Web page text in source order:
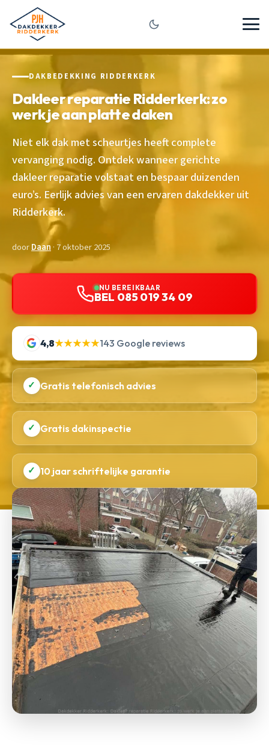
DAKBEDEKKING RIDDERKERK
Dakleer reparatie Ridderkerk: zo
werk je aan platte daken
Niet elk dak met scheurtjes heeft complete
vervanging nodig. Ontdek wanneer gerichte
dakleer reparatie volstaat en bespaar duizenden
euro’s. Eerlijk advies van een ervaren dakdekker uit
Ridderkerk.
doorDaan · 7 oktober 2025
NU BEREIKBAAR
BEL 085 019 34 09
4,8★★★★★143 Google reviews
✓ Gratis telefonisch advies
✓ Gratis dakinspectie
✓ 10 jaar schriftelijke garantie